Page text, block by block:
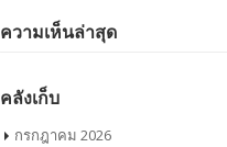
ความเห็นล่าสุด
คลังเก็บ
กรกฎาคม 2026